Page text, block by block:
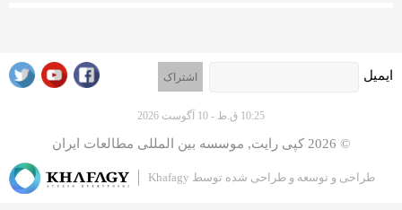
ایمیل
10:25 ق.ظ - 10 آگوست 2026
© 2026 کپی رایت, موسسه بين المللى مطالعات ايران
طراحی و توسعه و طراحی شده توسط Khafagy